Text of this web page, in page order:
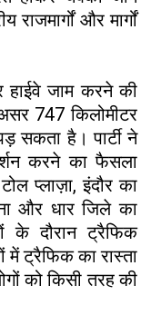
और मार्गों
हाईवे जाम करने की
747 किलोमीटर
सकता है। पार्टी ने
करने का फैसला
प्लाज़ा, इंदौर का
और धार जिले का
के दौरान ट्रैफिक
में ट्रैफिक का रास्ता
को किसी तरह की